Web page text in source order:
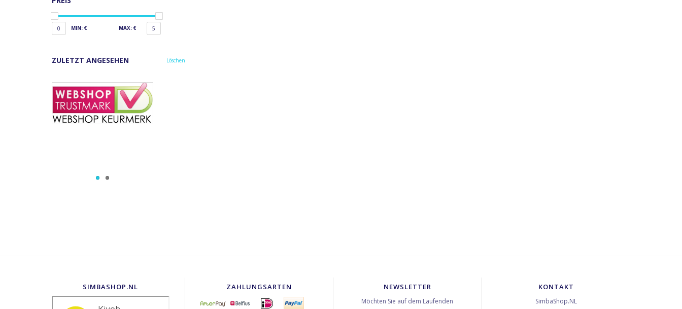
0 MIN: € MAX: € 5
ZULETZT ANGESEHEN Löschen
SIMBASHOP.NL ZAHLUNGSARTEN NEWSLETTER
Möchten Sie auf dem Laufenden
KONTAKT
SimbaShop.NL